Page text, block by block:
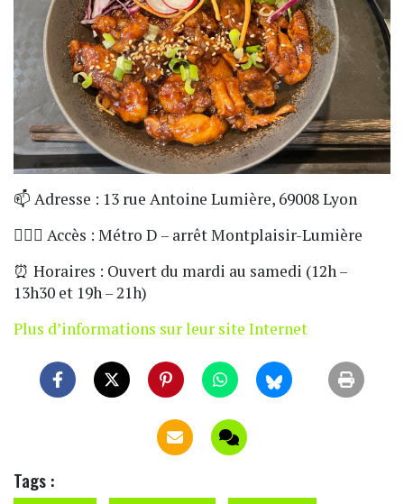
📫 Adresse : 13 rue Antoine Lumière, 69008 Lyon
🏃🏼‍♀️ Accès : Métro D – arrêt Montplaisir-Lumière
⏰ Horaires : Ouvert du mardi au samedi (12h –
13h30 et 19h – 21h)
Plus d’informations sur leur site Internet
Tags :